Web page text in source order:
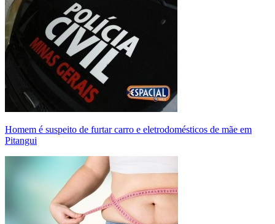
Homem é suspeito de furtar carro e eletrodomésticos de mãe em
Pitangui